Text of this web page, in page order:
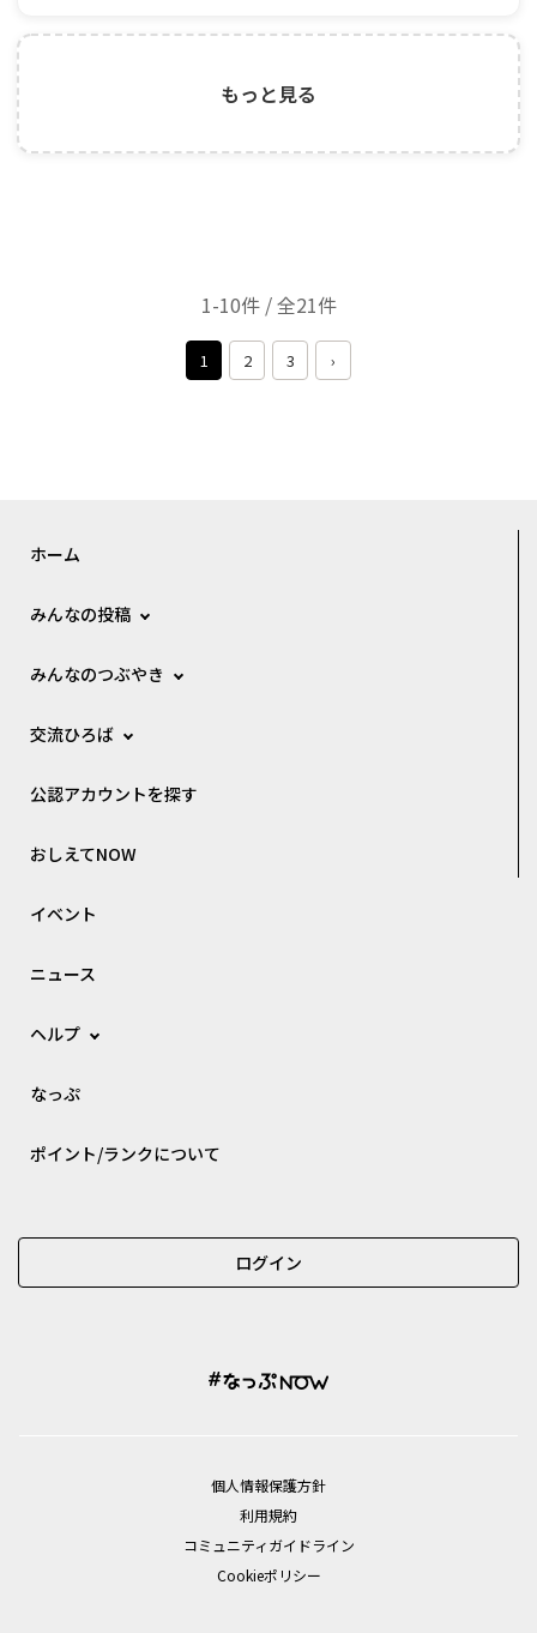
もっと見る
1-10件 / 全21件
1 2 3 ›
ホーム
みんなの投稿
みんなのつぶやき
交流ひろば
公認アカウントを探す
おしえてNOW
イベント
ニュース
ヘルプ
なっぷ
ポイント/ランクについて
ログイン
個⼈情報保護⽅針
利用規約
コミュニティガイドライン
Cookieポリシー